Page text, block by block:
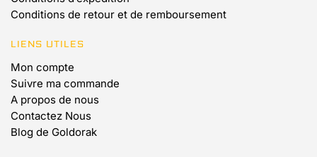
Conditions de retour et de remboursement
LIENS UTILES
Mon compte
Suivre ma commande
A propos de nous
Contactez Nous
Blog de Goldorak